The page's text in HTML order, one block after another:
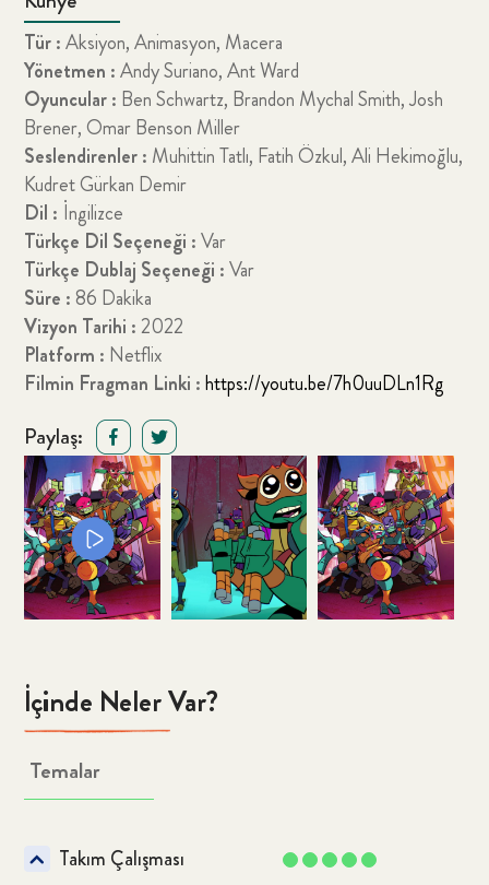
Tür :Aksiyon, Animasyon, Macera
Yönetmen :Andy Suriano, Ant Ward
Oyuncular : Ben Schwartz, Brandon Mychal Smith, Josh
Brener, Omar Benson Miller
Seslendirenler : Muhittin Tatlı, Fatih Özkul, Ali Hekimoğlu,
Kudret Gürkan Demir
Dil : İngilizce
Türkçe Dil Seçeneği :Var
Türkçe Dublaj Seçeneği :Var
Süre :86 Dakika
Vizyon Tarihi : 2022
Platform : Netflix
Filmin Fragman Linki : https://youtu.be/7h0uuDLn1Rg
Paylaş:
İçinde Neler Var?
Temalar
Takım Çalışması